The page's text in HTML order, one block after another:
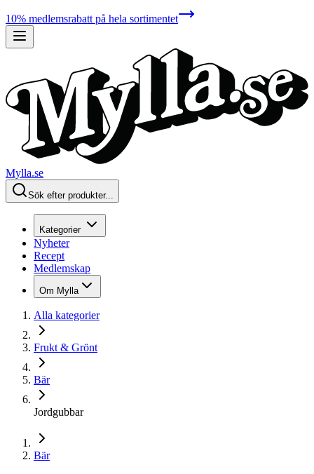
10% medlemsrabatt på hela sortimentet
Mylla.se
Sök efter produkter...
Kategorier
Nyheter
Recept
Medlemskap
Om Mylla
Alla kategorier
Frukt & Grönt
Bär
Jordgubbar
Bär